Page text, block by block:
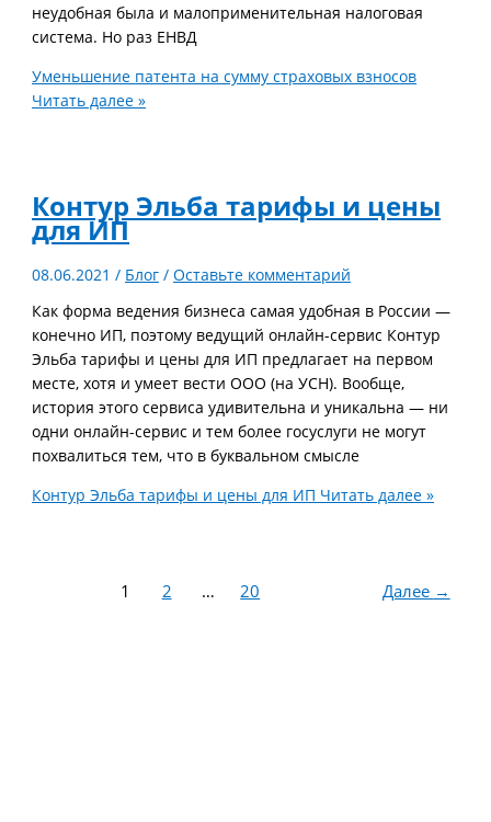
неудобная была и малоприменительная налоговая
система. Но раз ЕНВД
Уменьшение патента на сумму страховых взносов
Читать далее »
Контур Эльба тарифы и цены
для ИП
08.06.2021/ Блог /Оставьте комментарий
Как форма ведения бизнеса самая удобная в России —
конечно ИП, поэтому ведущий онлайн-сервис Контур
Эльба тарифы и цены для ИП предлагает на первом
месте, хотя и умеет вести ООО (на УСН). Вообще,
история этого сервиса удивительна и уникальна — ни
одни онлайн-сервис и тем более госуслуги не могут
похвалиться тем, что в буквальном смысле
Контур Эльба тарифы и цены для ИП Читать далее »
1 2 … 20 Далее →